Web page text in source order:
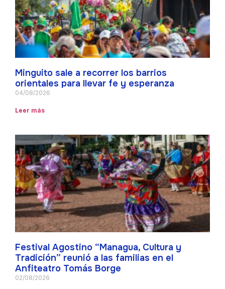
Minguito sale a recorrer los barrios
orientales para llevar fe y esperanza
04/08/2026
Leer más
Festival Agostino “Managua, Cultura y
Tradición” reunió a las familias en el
Anfiteatro Tomás Borge
02/08/2026